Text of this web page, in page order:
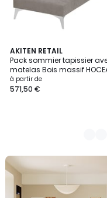
AKITEN RETAIL
Pack sommier tapissier
matelas Bois massif
à partir de
571,50 €
3
Couleurs